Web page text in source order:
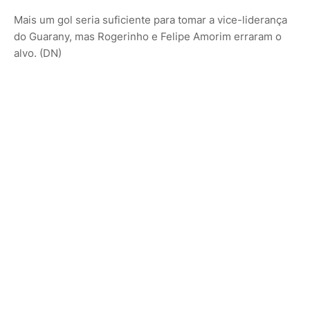
Mais um gol seria suficiente para tomar a vice-liderança
do Guarany, mas Rogerinho e Felipe Amorim erraram o
alvo. (DN)